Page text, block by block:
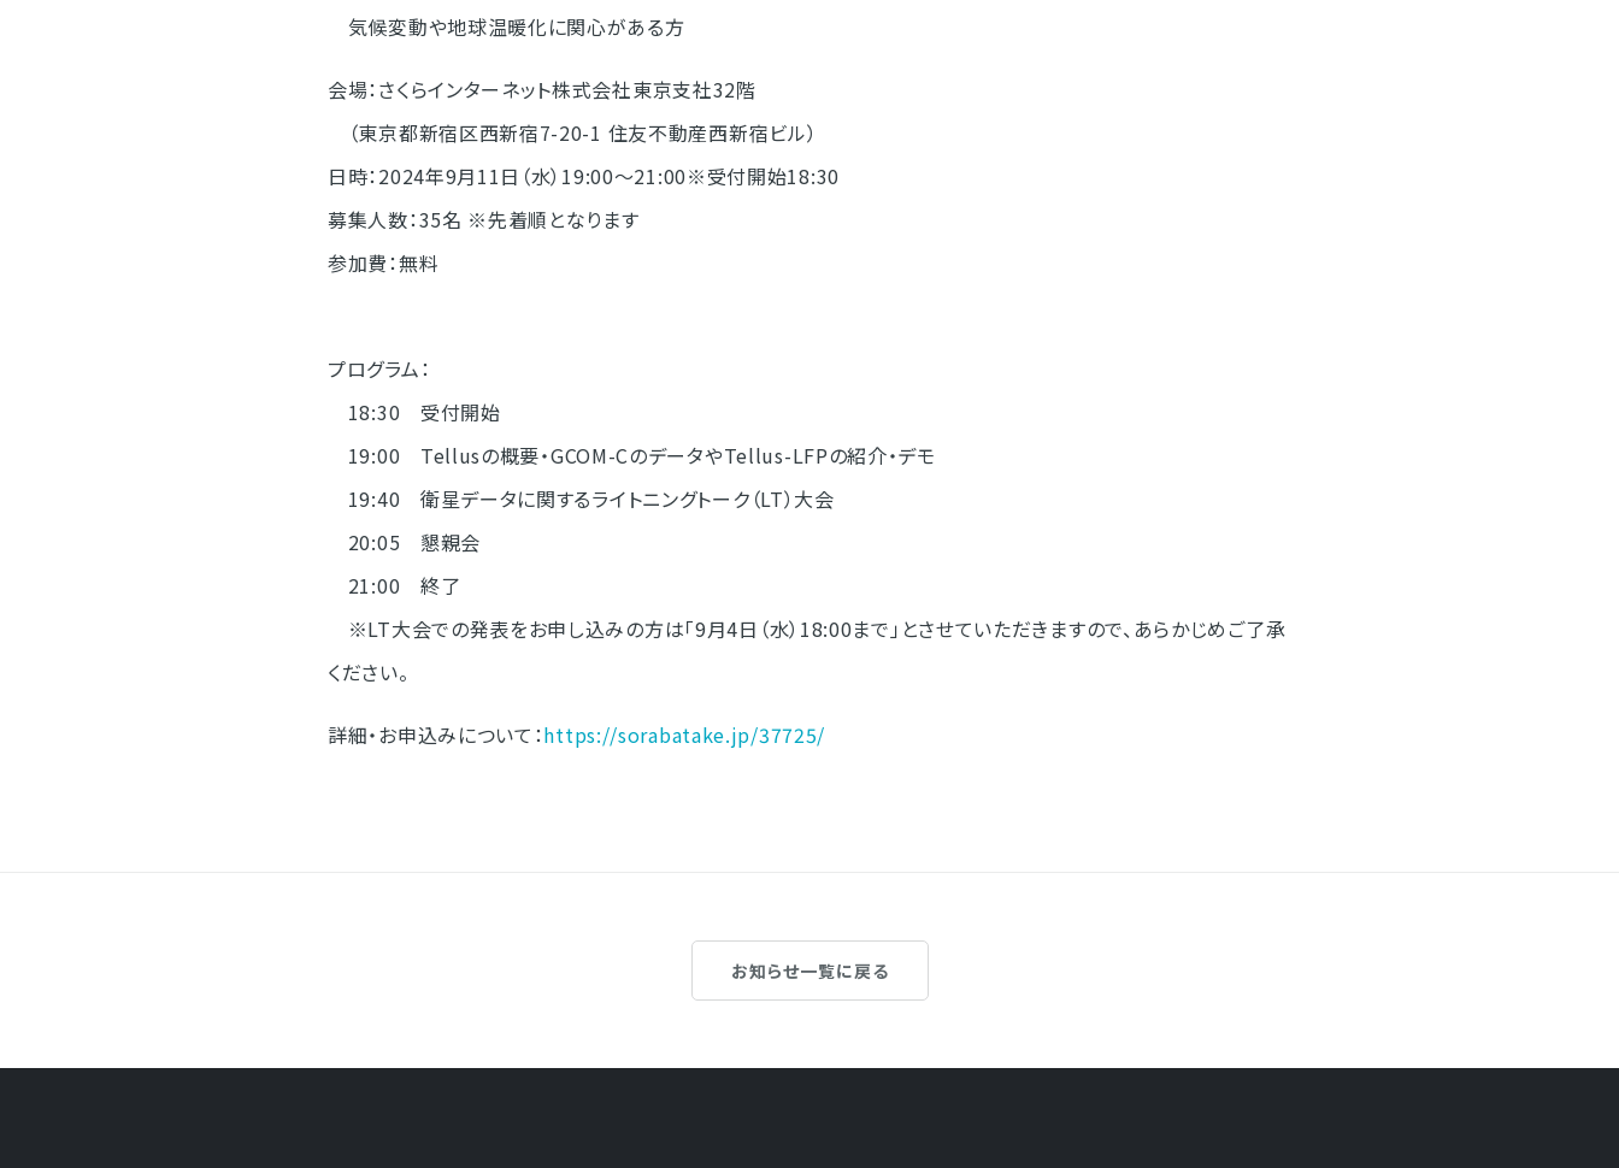
気候変動や地球温暖化に関心がある方
会場：さくらインターネット株式会社東京支社32階
（東京都新宿区西新宿7-20-1 住友不動産西新宿ビル）
日時：2024年9月11日（水）19:00～21:00※受付開始18:30
募集人数：35名 ※先着順となります
参加費：無料
プログラム：
18:30 受付開始
19:00 Tellusの概要・GCOM-CのデータやTellus-LFPの紹介・デモ
19:40 衛星データに関するライトニングトーク（LT）大会
20:05 懇親会
21:00 終了
※LT大会での発表をお申し込みの方は「9月4日（水）18:00まで」とさせていただきますので、あらかじめご了承
ください。
詳細・お申込みについて：https://sorabatake.jp/37725/
お知らせ一覧に戻る